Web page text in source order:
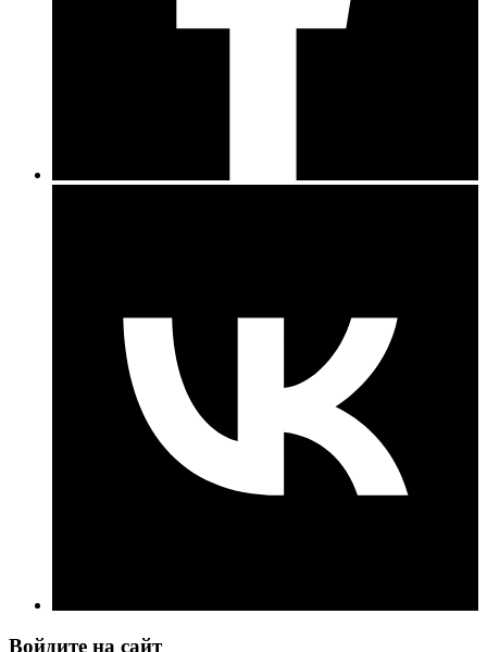
Войдите на сайт